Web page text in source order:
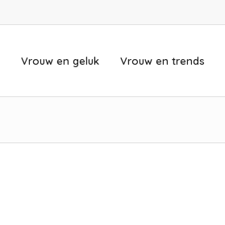
Vrouw en geluk Vrouw en trends